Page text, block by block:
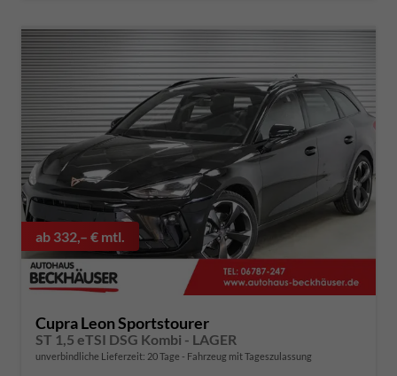
ab 332,– € mtl.
Cupra Leon Sportstourer
ST 1,5 eTSI DSG Kombi - LAGER
unverbindliche Lieferzeit: 20 Tage Fahrzeug mit Tageszulassung